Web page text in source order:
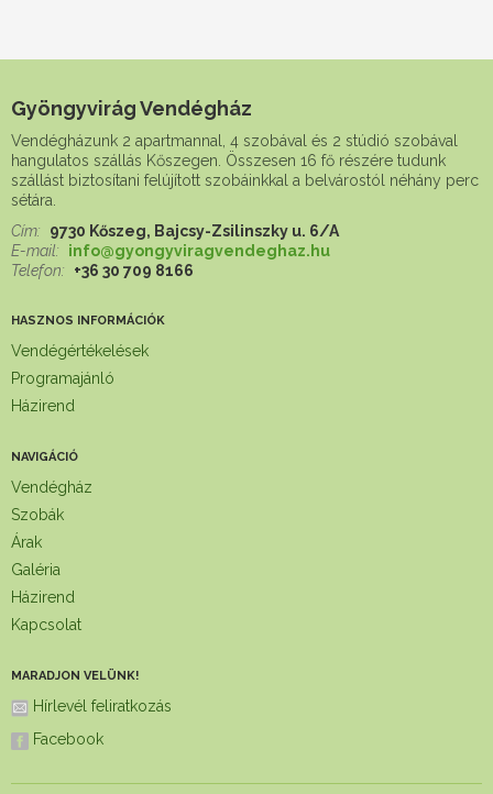
Gyöngyvirág Vendégház
Vendégházunk 2 apartmannal, 4 szobával és 2 stúdió szobával
hangulatos szállás Kőszegen. Összesen 16 fő részére tudunk
szállást biztosítani felújított szobáinkkal a belvárostól néhány perc
sétára.
Cím:
9730 Kőszeg, Bajcsy-Zsilinszky u. 6/A
E-mail:
info@gyongyviragvendeghaz.hu
Telefon:
+36 30 709 8166
HASZNOS INFORMÁCIÓK
Vendégértékelések
Programajánló
Házirend
NAVIGÁCIÓ
Vendégház
Szobák
Árak
Galéria
Házirend
Kapcsolat
MARADJON VELÜNK!
Hírlevél feliratkozás
Facebook